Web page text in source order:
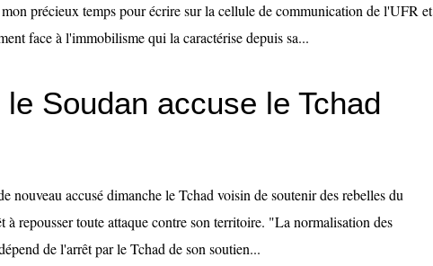
précieux temps pour écrire sur la cellule de communication de l'UFR et
face à l'immobilisme qui la caractérise depuis sa...
Soudan accuse le Tchad
nouveau accusé dimanche le Tchad voisin de soutenir des rebelles du
à repousser toute attaque contre son territoire. "La normalisation des
de l'arrêt par le Tchad de son soutien...